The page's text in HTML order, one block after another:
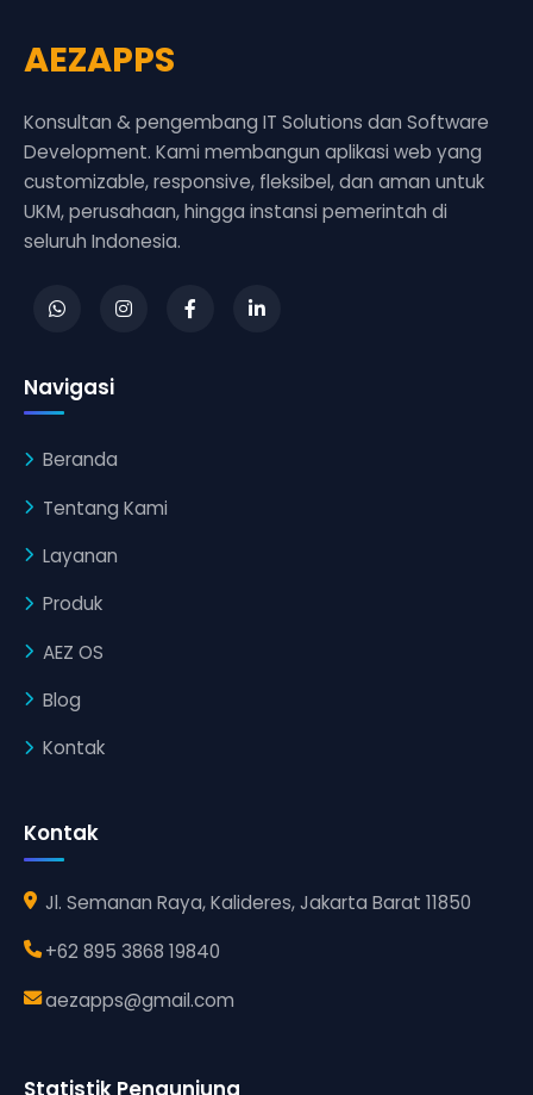
AEZAPPS
Konsultan & pengembang IT Solutions dan Software
Development. Kami membangun aplikasi web yang
customizable, responsive, fleksibel, dan aman untuk
UKM, perusahaan, hingga instansi pemerintah di
seluruh Indonesia.
Navigasi
Beranda
Tentang Kami
Layanan
Produk
AEZ OS
Blog
Kontak
Kontak
Jl. Semanan Raya, Kalideres, Jakarta Barat 11850
+62 895 3868 19840
aezapps@gmail.com
Statistik Pengunjung